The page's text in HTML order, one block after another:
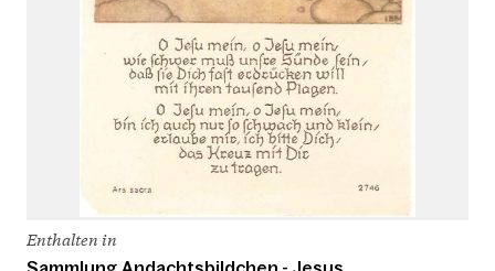
Enthalten in